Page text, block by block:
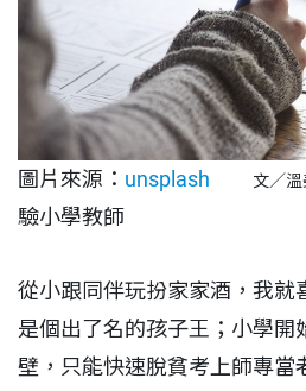
圖片來源： unsplash 文／溫
驗小學教師
從小跟同伴玩扮家家酒，我就
是個出了名的孩子王；小學開
壁，只能快速脫貧考上師專當